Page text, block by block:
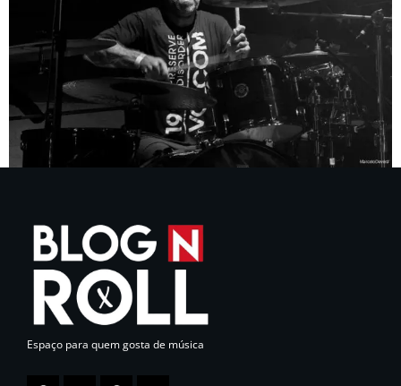
Espaço para quem gosta de música